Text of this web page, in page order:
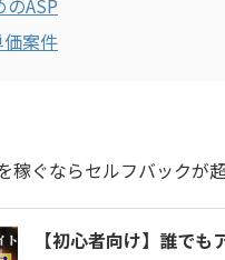
のASP
価案件
稼ぐならセルフバックが
【初心者向け】誰で